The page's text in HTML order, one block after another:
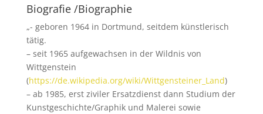
Biografie /Biographie
„- geboren 1964 in Dortmund, seitdem künstlerisch
tätig.
– seit 1965 aufgewachsen in der Wildnis von
Wittgenstein
(https://de.wikipedia.org/wiki/Wittgensteiner_Land)
– ab 1985, erst ziviler Ersatzdienst dann Studium der
Kunstgeschichte/Graphik und Malerei sowie